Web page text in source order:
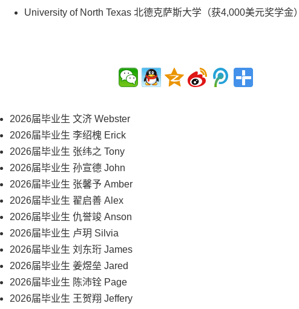
University of North Texas 北德克萨斯大学 （获4,000美元奖学金）
2026届毕业生 文济 Webster
2026届毕业生 李绍槐 Erick
2026届毕业生 张纬之 Tony
2026届毕业生 孙宣德 John
2026届毕业生 张馨予 Amber
2026届毕业生 翟启善 Alex
2026届毕业生 仇誉竣 Anson
2026届毕业生 卢玥 Silvia
2026届毕业生 刘东珩 James
2026届毕业生 姜煜垒 Jared
2026届毕业生 陈沛铨 Page
2026届毕业生 王贺翔 Jeffery